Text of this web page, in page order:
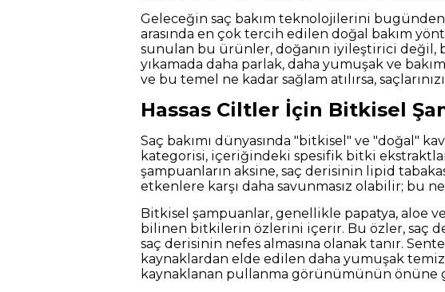
Geleceğin saç bakım teknolojilerini
arasında en çok tercih edilen doğal bakım
sunulan bu ürünler, doğanın iyileştirici değil,
yıkamada daha parlak, daha yumuşak ve
ve bu temel ne kadar sağlam atılırsa,
Hassas Ciltler İçin Bitkisel
Saç bakımı dünyasında "bitkisel" ve "doğal"
kategorisi, içeriğindeki spesifik bitki
şampuanların aksine, saç derisinin lipid
etkenlere karşı daha savunmasız olabilir; bu
Bitkisel şampuanlar, genellikle papatya, aloe
bilinen bitkilerin özlerini içerir. Bu özler, saç
saç derisinin nefes almasına olanak tanır.
kaynaklardan elde edilen daha yumuşak
kaynaklanan pullanma görünümünün önüne